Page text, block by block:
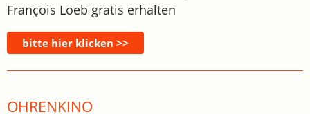
François Loeb gratis erhalten
OHRENKINO